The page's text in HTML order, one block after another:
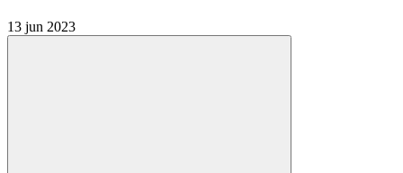
13 jun 2023